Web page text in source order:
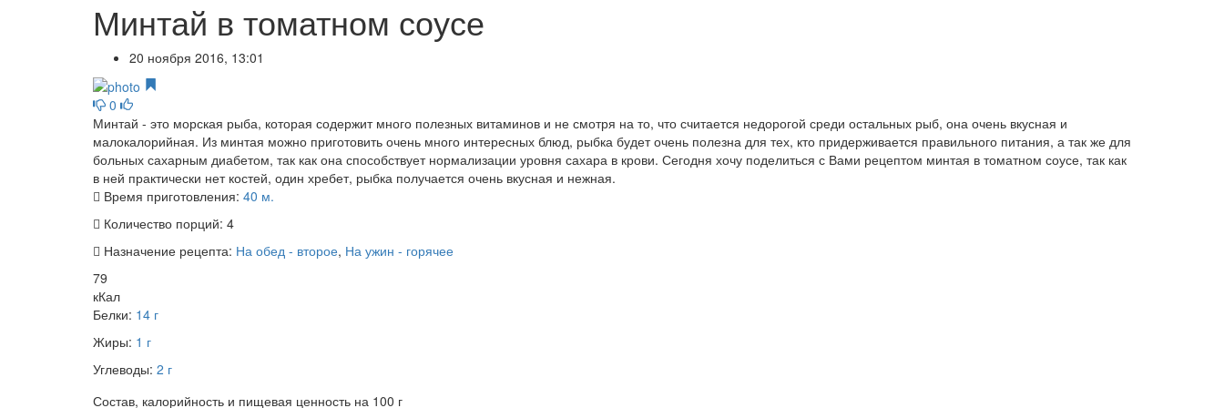
Минтай в томатном соусе
20 ноября 2016, 13:01
0
Минтай - это морская рыба, которая содержит много полезных витаминов и не смотря на то, что считается недорогой среди остальных рыб, она очень вкусная и
малокалорийная. Из минтая можно приготовить очень много интересных блюд, рыбка будет очень полезна для тех, кто придерживается правильного питания, а так же для
больных сахарным диабетом, так как она способствует нормализации уровня сахара в крови. Сегодня хочу поделиться с Вами рецептом минтая в томатном соусе, так как
в ней практически нет костей, один хребет, рыбка получается очень вкусная и нежная.
Время приготовления: 40 м.
Количество порций: 4
Назначение рецепта: На обед - второе, На ужин - горячее
79
кКал
Белки: 14 г
Жиры: 1 г
Углеводы: 2 г
Состав, калорийность и пищевая ценность на 100 г